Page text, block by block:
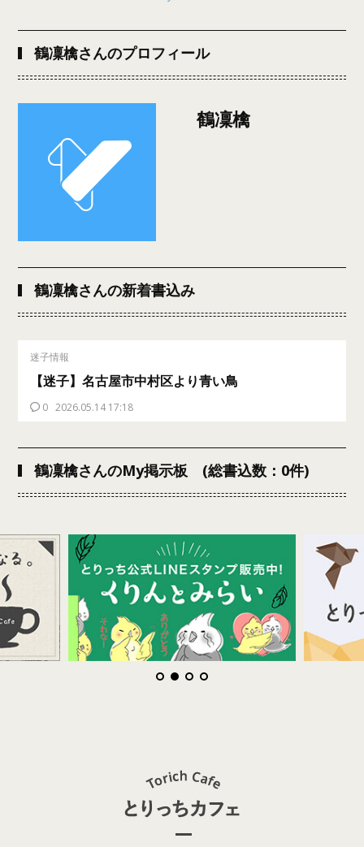
鶴凜檎さんのプロフィール
鶴凜檎
鶴凜檎さんの新着書込み
迷子情報
【迷子】名古屋市中村区より青い鳥
0 2026.05.14 17:18
鶴凜檎さんのMy掲示板 (総書込数：0件)